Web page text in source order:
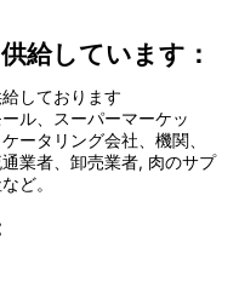
給しています：
しております
ル、スーパーマーケッ
ータリング会社、機関、
業者、卸売業者, 肉のサプ
ど。